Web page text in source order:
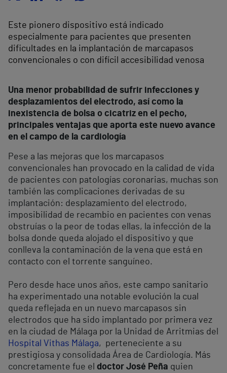
Este pionero dispositivo está indicado
especialmente para pacientes que presenten
dificultades en la implantación de marcapasos
convencionales o con difícil accesibilidad venosa
Una menor probabilidad de sufrir infecciones y
desplazamientos del electrodo, así como la
inexistencia de bolsa o cicatriz en el pecho,
principales ventajas que aporta este nuevo avance
en el campo de la cardiología
Pese a las mejoras que los marcapasos
convencionales han provocado en la calidad de vida
de pacientes con patologías coronarias, muchas son
también las complicaciones derivadas de su
implantación: desplazamiento del electrodo,
imposibilidad de recambio en pacientes con venas
obstruías o la peor de todas ellas, la infección de la
bolsa donde queda alojado el dispositivo y que
conlleva la contaminación de la vena que está en
contacto con el torrente sanguíneo.
Pero desde hace unos años, este campo sanitario
ha experimentado una notable evolución la cual
queda reflejada en un nuevo marcapasos sin
electrodos que ha sido implantado por primera vez
en la ciudad de Málaga por la Unidad de Arritmias del
Hospital Vithas Málaga, perteneciente a su
prestigiosa y consolidada Área de Cardiología. Más
concretamente fue el doctor José Peña quien